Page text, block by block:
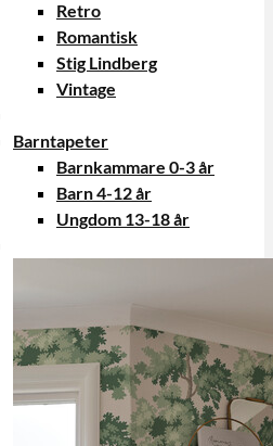
Retro
Romantisk
Stig Lindberg
Vintage
Barntapeter
Barnkammare 0-3 år
Barn 4-12 år
Ungdom 13-18 år